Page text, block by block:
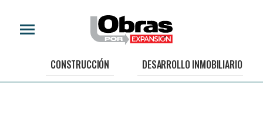
CONSTRUCCIÓN DESARROLLO INMOBILIARIO